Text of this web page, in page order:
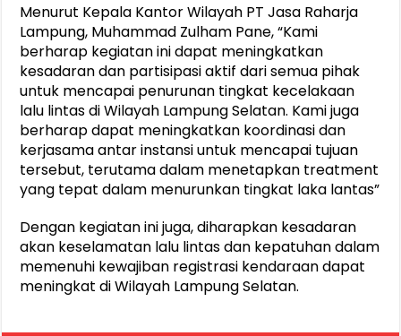
Menurut Kepala Kantor Wilayah PT Jasa Raharja
Lampung, Muhammad Zulham Pane, “Kami
berharap kegiatan ini dapat meningkatkan
kesadaran dan partisipasi aktif dari semua pihak
untuk mencapai penurunan tingkat kecelakaan
lalu lintas di Wilayah Lampung Selatan. Kami juga
berharap dapat meningkatkan koordinasi dan
kerjasama antar instansi untuk mencapai tujuan
tersebut, terutama dalam menetapkan treatment
yang tepat dalam menurunkan tingkat laka lantas”
Dengan kegiatan ini juga, diharapkan kesadaran
akan keselamatan lalu lintas dan kepatuhan dalam
memenuhi kewajiban registrasi kendaraan dapat
meningkat di Wilayah Lampung Selatan.